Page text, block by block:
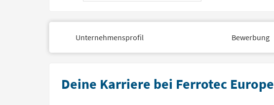
Unternehmensprofil Bewerbung
Deine Karriere bei Ferrotec Europe